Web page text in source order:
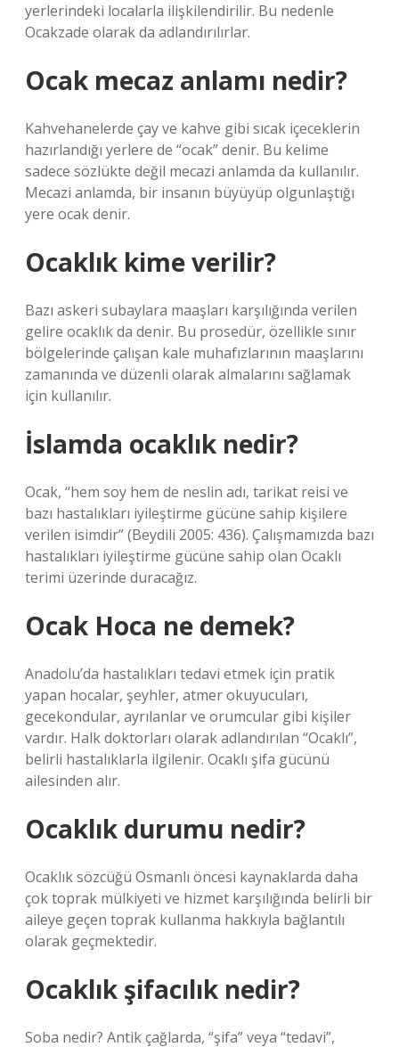
yerlerindeki localarla ilişkilendirilir. Bu nedenle
Ocakzade olarak da adlandırılırlar.
Ocak mecaz anlamı nedir?
Kahvehanelerde çay ve kahve gibi sıcak içeceklerin
hazırlandığı yerlere de “ocak” denir. Bu kelime
sadece sözlükte değil mecazi anlamda da kullanılır.
Mecazi anlamda, bir insanın büyüyüp olgunlaştığı
yere ocak denir.
Ocaklık kime verilir?
Bazı askeri subaylara maaşları karşılığında verilen
gelire ocaklık da denir. Bu prosedür, özellikle sınır
bölgelerinde çalışan kale muhafızlarının maaşlarını
zamanında ve düzenli olarak almalarını sağlamak
için kullanılır.
İslamda ocaklık nedir?
Ocak, “hem soy hem de neslin adı, tarikat reisi ve
bazı hastalıkları iyileştirme gücüne sahip kişilere
verilen isimdir” (Beydili 2005: 436). Çalışmamızda bazı
hastalıkları iyileştirme gücüne sahip olan Ocaklı
terimi üzerinde duracağız.
Ocak Hoca ne demek?
Anadolu’da hastalıkları tedavi etmek için pratik
yapan hocalar, şeyhler, atmer okuyucuları,
gecekondular, ayrılanlar ve orumcular gibi kişiler
vardır. Halk doktorları olarak adlandırılan “Ocaklı”,
belirli hastalıklarla ilgilenir. Ocaklı şifa gücünü
ailesinden alır.
Ocaklık durumu nedir?
Ocaklık sözcüğü Osmanlı öncesi kaynaklarda daha
çok toprak mülkiyeti ve hizmet karşılığında belirli bir
aileye geçen toprak kullanma hakkıyla bağlantılı
olarak geçmektedir.
Ocaklık şifacılık nedir?
Soba nedir? Antik çağlarda, “şifa” veya “tedavi”,